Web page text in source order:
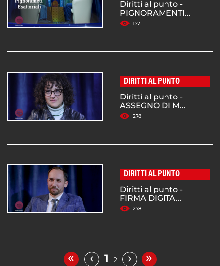
Diritti al punto -
PIGNORAMENTI...
177
DIRITTI AL PUNTO
Diritti al punto -
ASSEGNO DI M...
278
DIRITTI AL PUNTO
Diritti al punto -
FIRMA DIGITA...
278
« ‹ 1 2 › »